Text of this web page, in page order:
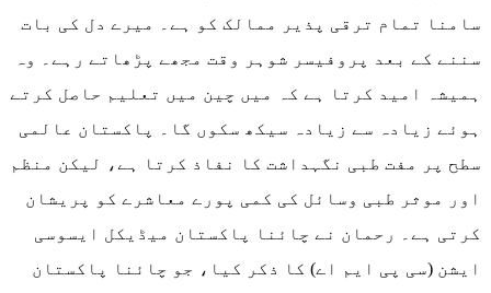
سامنا تمام ترقی پذیر ممالک کو ہے۔ میرے دل کی بات
سننے کے بعد پروفیسر شوہر وقت مجھے پڑھاتے رہے۔ وہ
ہمیشہ امید کرتا ہے کہ میں چین میں تعلیم حاصل کرتے
ہوئے زیادہ سے زیادہ سیکھ سکوں گا۔ پاکستان عالمی
سطح پر مفت طبی نگہداشت کا نفاذ کرتا ہے، لیکن منظم
اور موثر طبی وسائل کی کمی پورے معاشرے کو پریشان
کرتی ہے۔ رحمان نے چائنا پاکستان میڈیکل ایسوسی
ایشن (سی پی ایم اے) کا ذکر کیا، جو چائنا پاکستان